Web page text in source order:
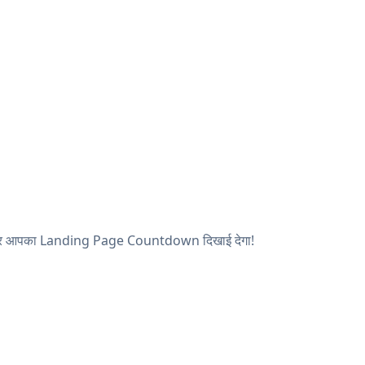
आपका Landing Page Countdown दिखाई देगा!